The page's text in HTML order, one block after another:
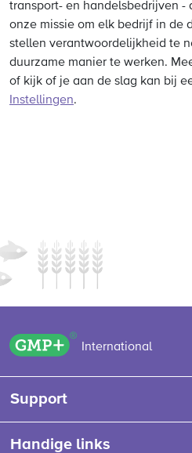
transport- en handelsbedrijven -
onze missie om elk bedrijf in de
stellen verantwoordelijkheid te
duurzame manier te werken.
of kijk of je aan de slag kan bij
Instellingen.
GMP+ logo
International
Support
Handige links